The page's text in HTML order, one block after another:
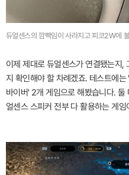
듀얼센스의 깜빡임이 사라지고 피코2W에
이제 제대로 듀얼센스가 연결됐는지,
지 확인해야 할 차례겠죠. 테스트에
바이버' 2개 게임으로 해봤습니다.
얼센스 스피커 전부 다 활용하는 게